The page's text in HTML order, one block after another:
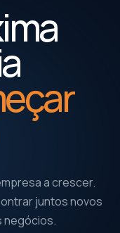
a crescer.
juntos novos
negócios.